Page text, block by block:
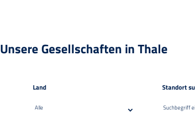
Unsere Gesellschaften in Thale
Land Standort